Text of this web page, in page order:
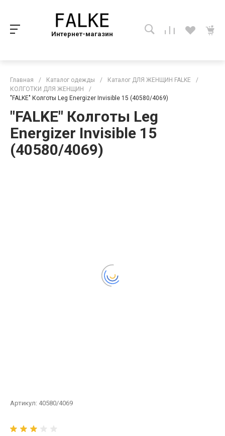
Интернет-магазин
Главная / Каталог одежды / Каталог ДЛЯ ЖЕНЩИН FALKE
/
КОЛГОТКИ ДЛЯ ЖЕНЩИН
/
"FALKE" Колготы Leg Energizer Invisible 15 (40580/4069)
"FALKE" Колготы Leg
Energizer Invisible 15
(40580/4069)
Артикул: 40580/4069